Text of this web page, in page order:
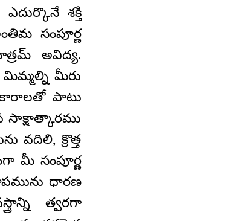
శక్తి
సంపూర్ణ
అవిద్య.
మీరు
పాటు
వదిలి, క్రొత్త
మీ సంపూర్ణ
ధారణ
త్వరగా